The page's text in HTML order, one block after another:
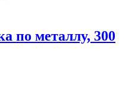
по металлу, 300